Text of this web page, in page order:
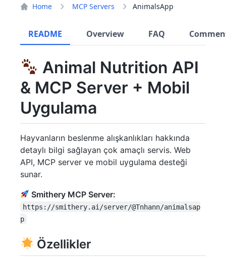
Home MCP Servers AnimalsApp
README Overview FAQ
Animal Nutrition API
& MCP Server + Mobil
Uygulama
Hayvanların beslenme alışkanlıkları hakkında
detaylı bilgi sağlayan çok amaçlı servis. Web
API, MCP server ve mobil uygulama desteği
sunar.
Smithery MCP Server:
https://smithery.ai/server/@Tnhann/animalsap
p
Özellikler